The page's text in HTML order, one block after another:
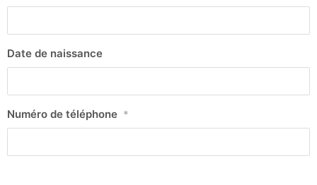
Date de naissance
Numéro de téléphone *